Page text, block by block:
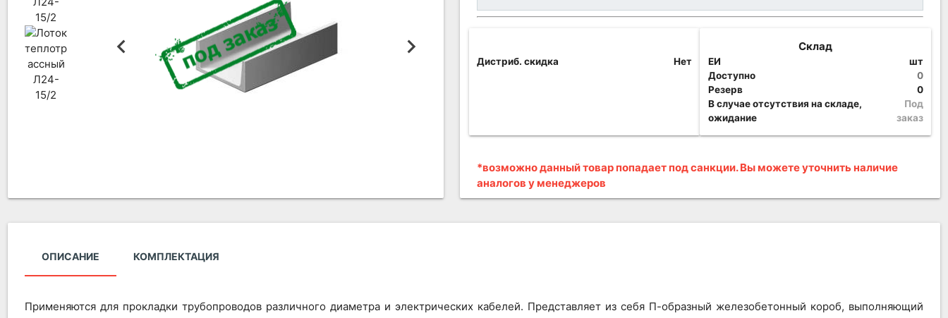
Дистриб. скидка Нет
Склад
ЕИ
шт
Доступно
0
Резерв
0
В случае отсутствия на складе,
ожидание
Под
заказ
*возможно данный товар попадает под санкции. Вы можете уточнить наличие
аналогов у менеджеров
ОПИСАНИЕ КОМПЛЕКТАЦИЯ
Применяются для прокладки трубопроводов различного диаметра и электрических кабелей. Представляет из себя П-образный железобетонный короб, выполняющий